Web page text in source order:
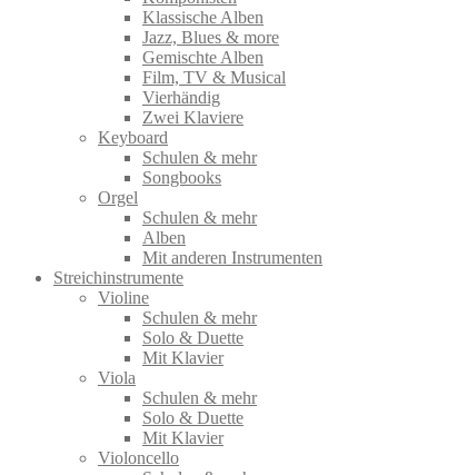
Klassische Alben
Jazz, Blues & more
Gemischte Alben
Film, TV & Musical
Vierhändig
Zwei Klaviere
Keyboard
Schulen & mehr
Songbooks
Orgel
Schulen & mehr
Alben
Mit anderen Instrumenten
Streichinstrumente
Violine
Schulen & mehr
Solo & Duette
Mit Klavier
Viola
Schulen & mehr
Solo & Duette
Mit Klavier
Violoncello